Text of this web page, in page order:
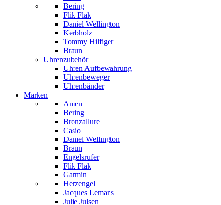
Bering
Flik Flak
Daniel Wellington
Kerbholz
Tommy Hilfiger
Braun
Uhrenzubehör
Uhren Aufbewahrung
Uhrenbeweger
Uhrenbänder
Marken
Amen
Bering
Bronzallure
Casio
Daniel Wellington
Braun
Engelsrufer
Flik Flak
Garmin
Herzengel
Jacques Lemans
Julie Julsen